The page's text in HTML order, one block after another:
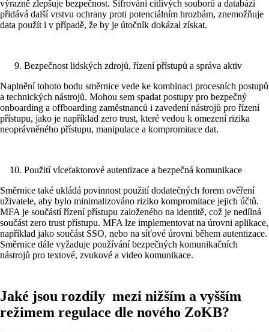
výrazně zlepšuje bezpečnost. Šifrování citlivých souborů a databází
přidává další vrstvu ochrany proti potenciálním hrozbám, znemožňuje
data použít i v případě, že by je útočník dokázal získat.
Bezpečnost lidských zdrojů, řízení přístupů a správa aktiv
Naplnění tohoto bodu směrnice vede ke kombinaci procesních postupů
a technických nástrojů. Mohou sem spadat postupy pro bezpečný
onboarding a offboarding zaměstnanců i zavedení nástrojů pro řízení
přístupu, jako je například zero trust, které vedou k omezení rizika
neoprávněného přístupu, manipulace a kompromitace dat.
Použití vícefaktorové autentizace a bezpečná komunikace
Směrnice také ukládá povinnost použití dodatečných forem ověření
uživatele, aby bylo minimalizováno riziko kompromitace jejich účtů.
MFA je součástí řízení přístupu založeného na identitě, což je nedílná
součást zero trust přístupu. MFA lze implementovat na úrovni aplikace,
například jako součást SSO, nebo na síťové úrovni během autentizace.
Směrnice dále vyžaduje používání bezpečných komunikačních
nástrojů pro textové, zvukové a video komunikace.
Jaké jsou rozdíly mezi nižším a vyšším
režimem regulace dle nového ZoKB?